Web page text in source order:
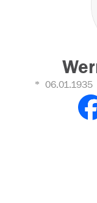
06.01.1935